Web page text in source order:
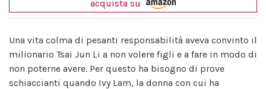
acquista su
Una vita colma di pesanti responsabilità aveva convinto il
milionario Tsai Jun Li a non volere figli e a fare in modo di
non poterne avere. Per questo ha bisogno di prove
schiaccianti quando Ivy Lam, la donna con cui ha